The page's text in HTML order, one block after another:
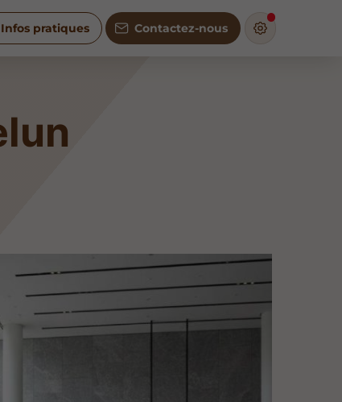
Infos pratiques Contactez-nous